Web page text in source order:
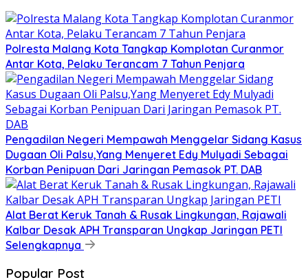
Polresta Malang Kota Tangkap Komplotan Curanmor
Antar Kota, Pelaku Terancam 7 Tahun Penjara
Pengadilan Negeri Mempawah Menggelar Sidang Kasus
Dugaan Oli Palsu,Yang Menyeret Edy Mulyadi Sebagai
Korban Penipuan Dari Jaringan Pemasok PT. DAB
Alat Berat Keruk Tanah & Rusak Lingkungan, Rajawali
Kalbar Desak APH Transparan Ungkap Jaringan PETI
Selengkapnya
Popular Post